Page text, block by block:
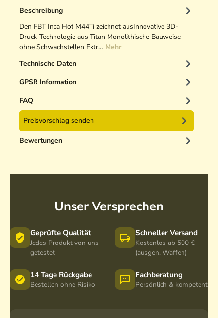
Beschreibung
Den FBT Inca Hot M44Ti zeichnet ausInnovative 3D-
Druck-Technologie aus Titan Monolithische Bauweise
ohne Schwachstellen Extr… Mehr
Technische Daten
GPSR Information
FAQ
Preisvorschlag senden
Bewertungen
Unser Versprechen
Geprüfte Qualität
Jedes Produkt von uns
getestet
Schneller Versand
Kostenlos ab 500 €
(ausgen. Waffen)
14 Tage Rückgabe
Bestellen ohne Risiko
Fachberatung
Persönlich & kompetent